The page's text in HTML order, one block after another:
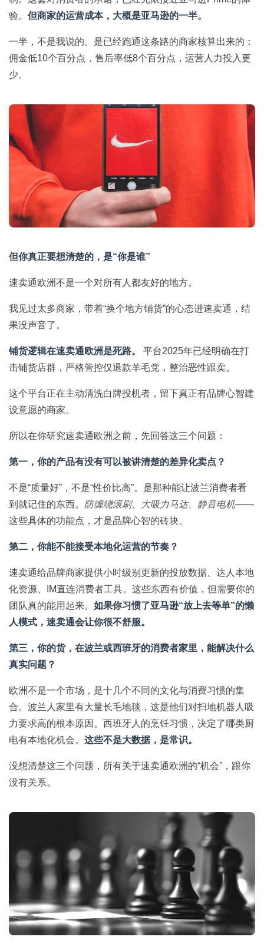
验。 但商家的运营成本，大概是亚马逊的一半。
一半，不是我说的。是已经跑通这条路的商家核算出来的：
佣金低10个百分点，售后率低8个百分点，运营人力投入更
少。
但你真正要想清楚的，是“你是谁”
速卖通欧洲不是一个对所有人都友好的地方。
我见过太多商家，带着“换个地方铺货”的心态进速卖通，结
果没声音了。
铺货逻辑在速卖通欧洲是死路。
平台2025年已经明确在打
击铺货店群，严格管控仅退款羊毛党，整治恶性跟卖。
这个平台正在主动清洗白牌投机者，留下真正有品牌心智建
设意愿的商家。
所以在你研究速卖通欧洲之前，先回答这三个问题：
第一，你的产品有没有可以被讲清楚的差异化卖点？
不是“质量好”，不是“性价比高”。是那种能让波兰消费者看
到就记住的东西。 防缠绕滚刷、大吸力马达、静音电机——
这些具体的功能点，才是品牌心智的砖块。
第二，你能不能接受本地化运营的节奏？
速卖通给品牌商家提供小时级别更新的投放数据、达人本地
化资源、IM直连消费者工具。这些东西有价值，但需要你的
团队真的能用起来。 如果你习惯了亚马逊“放上去等单”的懒
人模式，速卖通会让你很不舒服。
第三，你的货，在波兰或西班牙的消费者家里，能解决什么
真实问题？
欧洲不是一个市场，是十几个不同的文化与消费习惯的集
合。波兰人家里有大量长毛地毯，这是他们对扫地机器人吸
力要求高的根本原因。西班牙人的烹饪习惯，决定了哪类厨
电有本地化机会。 这些不是大数据，是常识。
没想清楚这三个问题，所有关于速卖通欧洲的“机会”，跟你
没有关系。